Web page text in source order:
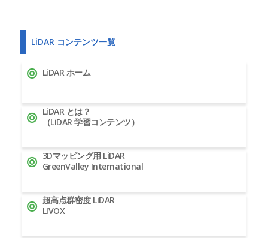
LiDAR コンテンツ一覧
LiDAR ホーム
LiDAR とは？
（LiDAR 学習コンテンツ）
3Dマッピング用 LiDAR
GreenValley International
超高点群密度 LiDAR
LIVOX